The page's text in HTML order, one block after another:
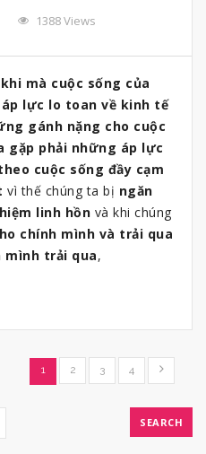
1388 Views
mà cuộc sống của
lực lo toan về kinh tế
gánh nặng cho cuộc
gặp phải những áp lực
cuộc sống đầy cạm
vì thế chúng ta bị ngăn
linh hồn và khi chúng
chính mình và trải qua
mình trải qua,
1 2 3 4